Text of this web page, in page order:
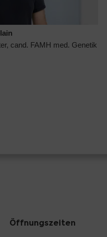
cand. FAMH med. Genetik
Öffnungszeiten